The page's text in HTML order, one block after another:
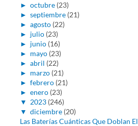
► octubre (23)
► septiembre (21)
► agosto (22)
► julio (23)
► junio (16)
► mayo (23)
► abril (22)
► marzo (21)
► febrero (21)
► enero (23)
▼ 2023 (246)
▼ diciembre (20)
Las Baterías Cuánticas Que Doblan El